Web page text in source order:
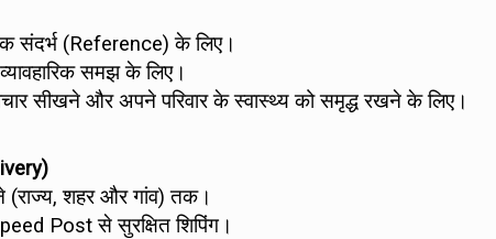
संदर्भ (Reference) के लिए।
समझ के लिए।
सीखने और अपने परिवार के स्वास्थ्य को समृद्ध रखने के लिए।
शहर और गांव) तक।
Post से सुरक्षित शिपिंग।